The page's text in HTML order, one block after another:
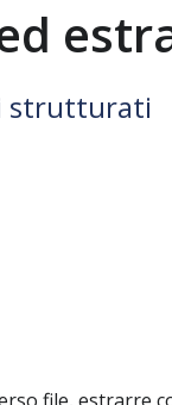
strutturati